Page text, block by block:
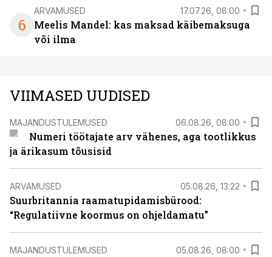
6
ARVAMUSED 17.07.26, 08:00
Meelis Mandel: kas maksad käibemaksuga
või ilma
VIIMASED UUDISED
MAJANDUSTULEMUSED 06.08.26, 08:00
Numeri töötajate arv vähenes, aga tootlikkus
ja ärikasum tõusisid
ARVAMUSED 05.08.26, 13:22
Suurbritannia raamatupidamisbürood:
“Regulatiivne koormus on ohjeldamatu”
MAJANDUSTULEMUSED 05.08.26, 08:00